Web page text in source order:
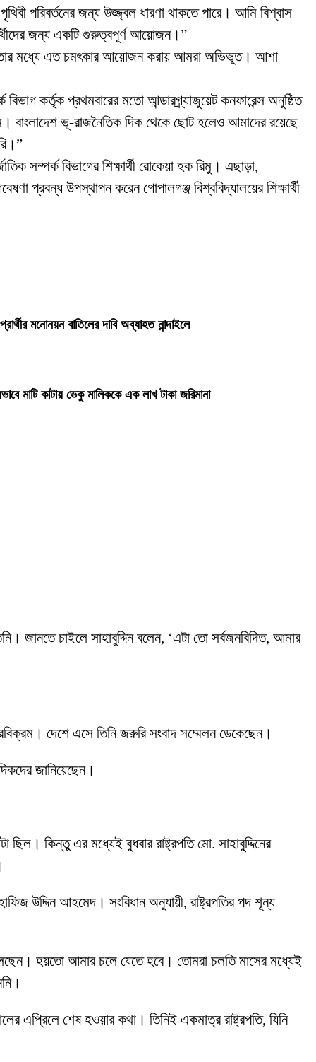
পরিবর্তনের জন্য উজ্জ্বল ধারণা থাকতে পারে। আমি বিশ্বাস
জন্য একটি গুরুত্বপূর্ণ আয়োজন।”
মধ্যে এত চমৎকার আয়োজন করায় আমরা অভিভূত। আশা
কর্তৃক প্রথমবারের মতো আন্ডারগ্র্যাজুয়েট কনফারেন্স অনুষ্ঠিত
বাংলাদেশ ভূ-রাজনৈতিক দিক থেকে ছোট হলেও আমাদের রয়েছে
সম্পর্ক বিভাগের শিক্ষার্থী রোকেয়া হক রিমু। এছাড়া,
প্রবন্ধ উপস্থাপন করেন গোপালগঞ্জ বিশ্ববিদ্যালয়ের শিক্ষার্থী
মনোনয়ন বাতিলের দাবি অব্যাহত নান্দাইলে
মাটি কাটায় ভেকু মালিককে এক লাখ টাকা জরিমানা
জানতে চাইলে সাহাবুদ্দিন বলেন, ‘এটা তো সর্বজনবিদিত, আমার
দেশে এসে তিনি জরুরি সংবাদ সম্মেলন ডেকেছেন।
জানিয়েছেন।
কিন্তু এর মধ্যেই বুধবার রাষ্ট্রপতি মো. সাহাবুদ্দিনের
হাফিজ উদ্দিন আহমেদ। সংবিধান অনুযায়ী, রাষ্ট্রপতির পদ শূন্য
হয়তো আমার চলে যেতে হবে। তোমরা চলতি মাসের মধ্যেই
এপ্রিলে শেষ হওয়ার কথা। তিনিই একমাত্র রাষ্ট্রপতি, যিনি